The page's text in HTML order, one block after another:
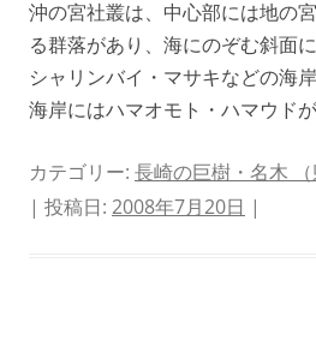
沖の宮社叢は、中心部には地の
る群落があり、海にのぞむ斜面
シャリンバイ・マサキなどの海
海岸にはハマオモト・ハマウドが
カテゴリー: 長崎の巨樹・名木 （
| 投稿日: 2008年7月20日 |